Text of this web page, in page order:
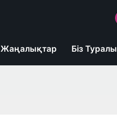
Жаңалықтар Біз Туралы